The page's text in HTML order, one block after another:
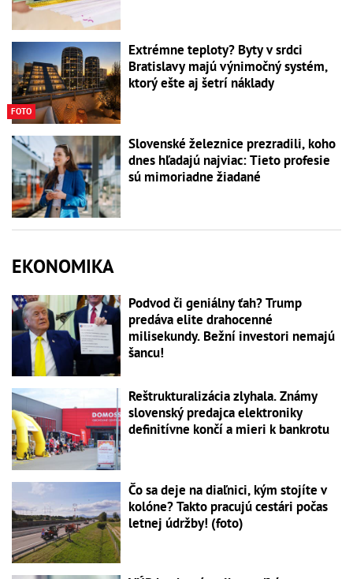
FOTO
Extrémne teploty? Byty v srdci
Bratislavy majú výnimočný systém,
ktorý ešte aj šetrí náklady
Slovenské železnice prezradili, koho
dnes hľadajú najviac: Tieto profesie
sú mimoriadne žiadané
EKONOMIKA
Podvod či geniálny ťah? Trump
predáva elite drahocenné
milisekundy. Bežní investori nemajú
šancu!
Reštrukturalizácia zlyhala. Známy
slovenský predajca elektroniky
definitívne končí a mieri k bankrotu
Čo sa deje na diaľnici, kým stojíte v
kolóne? Takto pracujú cestári počas
letnej údržby! (foto)